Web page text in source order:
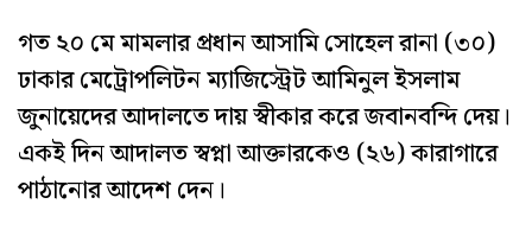
গত ২০ মে মামলার প্রধান আসামি সোহেল রানা (৩০)
ঢাকার মেট্রোপলিটন ম্যাজিস্ট্রেট আমিনুল ইসলাম
জুনায়েদের আদালতে দায় স্বীকার করে জবানবন্দি দেয়।
একই দিন আদালত স্বপ্না আক্তারকেও (২৬) কারাগারে
পাঠানোর আদেশ দেন।